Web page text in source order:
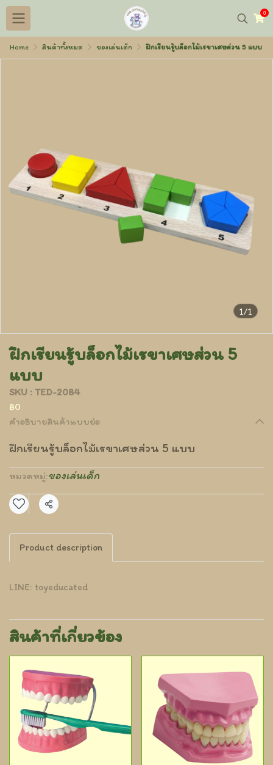
0
Home สินค้าทั้งหมด ของเล่นเด็ก ฝึกเรียนรู้บล็อกไม้เรขาเศษส่วน 5 แบบ
1/1
ฝึกเรียนรู้บล็อกไม้เรขาเศษส่วน 5
แบบ
SKU : TED-2084
฿0
คำอธิบายสินค้าแบบย่อ
ฝึกเรียนรู้บล็อกไม้เรขาเศษส่วน 5 แบบ
หมวดหมู่:ของเล่นเด็ก
แชร์
Product description
LINE: toyeducated
สินค้าที่เกี่ยวข้อง